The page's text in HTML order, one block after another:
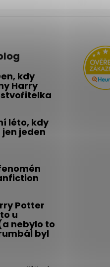
kdy
Harry
léto, kdy
jen jeden
Potter
u
nebylo to
byl